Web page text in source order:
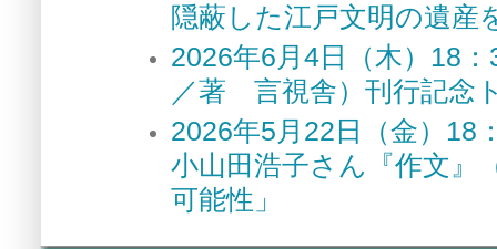
隠蔽した江戸文明の遺産
2026年6月4日（木）18
／著 言視舎）刊行記念
2026年5月22日（金）18
小山田浩子さん『作文』
可能性」